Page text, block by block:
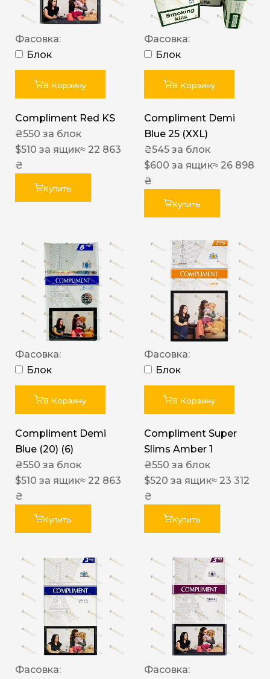
Фасовка:
Блок
В Корзину
Compliment Red KS
₴550 за блок
$510 за ящик≈ 22 863
₴
Купить
Фасовка:
Блок
В Корзину
Compliment Demi
Blue 25 (XXL)
₴545 за блок
$600 за ящик≈ 26 898
₴
Купить
Фасовка:
Блок
В Корзину
Compliment Demi
Blue (20) (6)
₴550 за блок
$510 за ящик≈ 22 863
₴
Купить
Фасовка:
Блок
В Корзину
Compliment Super
Slims Amber 1
₴550 за блок
$520 за ящик≈ 23 312
₴
Купить
Фасовка:
Фасовка: